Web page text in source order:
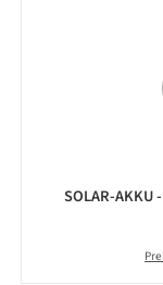
SOLAR-